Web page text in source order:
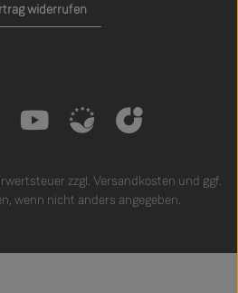
widerrufen
zzgl. Versandkosten und ggf.
wenn nicht anders angegeben.